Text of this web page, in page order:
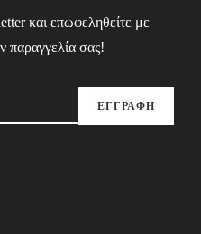
και επωφεληθείτε με
παραγγελία σας!
ΕΓΓΡΑΦΗ